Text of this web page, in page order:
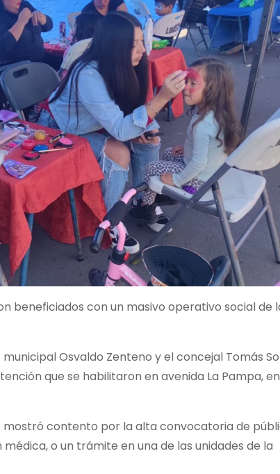
beneficiados con un masivo operativo social de
Osvaldo Zenteno y el concejal Tomás
que se habilitaron en avenida La Pampa,
mostró contento por la alta convocatoria de
o un trámite en una de las unidades de la